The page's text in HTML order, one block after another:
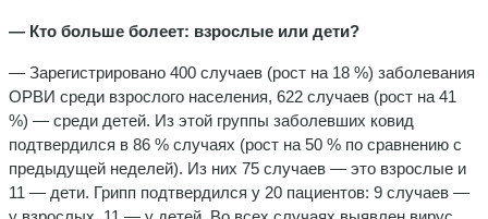
— Кто больше болеет: взрослые или дети?
— Зарегистрировано 400 случаев (рост на 18 %) заболевания
ОРВИ среди взрослого населения, 622 случаев (рост на 41
%) — среди детей. Из этой группы заболевших ковид
подтвердился в 86 % случаях (рост на 50 % по сравнению с
предыдущей неделей). Из них 75 случаев — это взрослые и
11 — дети. Грипп подтвердился у 20 пациентов: 9 случаев —